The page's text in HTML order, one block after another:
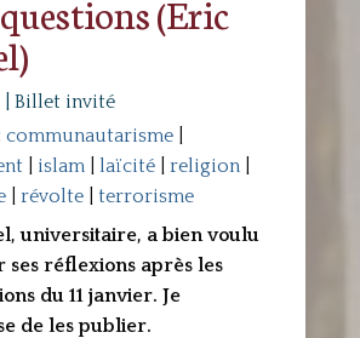
(Eric
Billet invité
communautarisme|
| islam| laïcité| religion|
| révolte| terrorisme
universitaire, a bien voulu
ses réflexions après les
du 11 janvier. Je
de les publier.